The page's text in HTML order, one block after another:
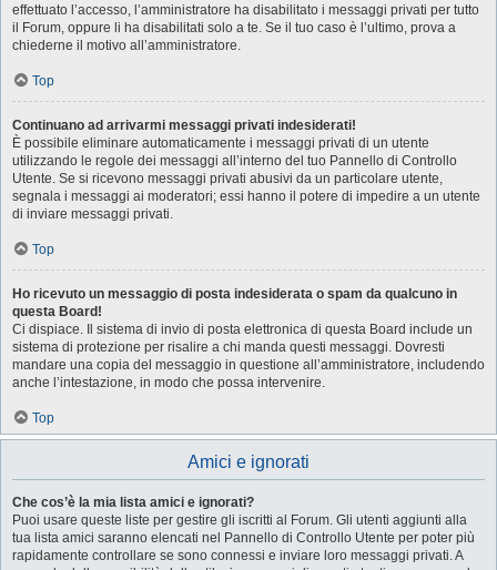
effettuato l’accesso, l’amministratore ha disabilitato i messaggi privati per tutto
il Forum, oppure li ha disabilitati solo a te. Se il tuo caso è l’ultimo, prova a
chiederne il motivo all’amministratore.
Top
Continuano ad arrivarmi messaggi privati indesiderati!
È possibile eliminare automaticamente i messaggi privati ​​di un utente
utilizzando le regole dei messaggi all’interno del tuo Pannello di Controllo
Utente. Se si ricevono messaggi privati ​​abusivi da un particolare utente,
segnala i messaggi ai moderatori; essi hanno il potere di impedire a un utente
di inviare messaggi privati​​.
Top
Ho ricevuto un messaggio di posta indesiderata o spam da qualcuno in
questa Board!
Ci dispiace. Il sistema di invio di posta elettronica di questa Board include un
sistema di protezione per risalire a chi manda questi messaggi. Dovresti
mandare una copia del messaggio in questione all’amministratore, includendo
anche l’intestazione, in modo che possa intervenire.
Top
Amici e ignorati
Che cos’è la mia lista amici e ignorati?
Puoi usare queste liste per gestire gli iscritti al Forum. Gli utenti aggiunti alla
tua lista amici saranno elencati nel Pannello di Controllo Utente per poter più
rapidamente controllare se sono connessi e inviare loro messaggi privati. A